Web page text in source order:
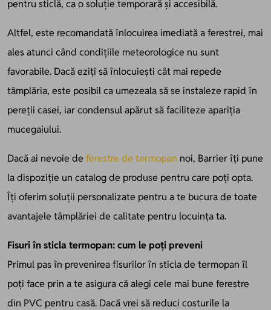
pentru sticlă, ca o soluție temporară și accesibilă.
Altfel, este recomandată înlocuirea imediată a ferestrei, mai
ales atunci când condițiile meteorologice nu sunt
favorabile. Dacă eziți să înlocuiești cât mai repede
tâmplăria, este posibil ca umezeala să se instaleze rapid în
pereții casei, iar condensul apărut să faciliteze apariția
mucegaiului.
Dacă ai nevoie de ferestre de termopan noi, Barrier îți pune
la dispoziție un catalog de produse pentru care poți opta.
Îți oferim soluții personalizate pentru a te bucura de toate
avantajele tâmplăriei de calitate pentru locuința ta.
Fisuri în sticla termopan: cum le poți preveni
Primul pas în prevenirea fisurilor în sticla de termopan îl
poți face prin a te asigura că alegi cele mai bune ferestre
din PVC pentru casă. Dacă vrei să reduci costurile la